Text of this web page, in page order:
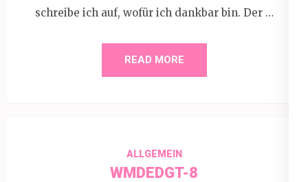
schreibe ich auf, wofür ich dankbar bin. Der …
READ MORE
ALLGEMEIN
WMDEDGT-8